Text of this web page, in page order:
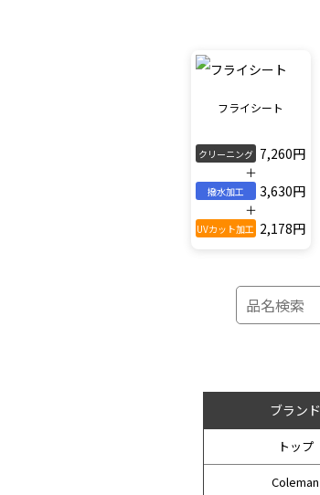
フライシート
クリーニング 7,260円
＋
撥水加工 3,630円
＋
UVカット加工 2,178円
ブランド
トップ
Coleman